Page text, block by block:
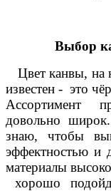
Выбор
Цвет канвы, на
известен - это
Ассортимент
довольно
знаю, чтобы
эффектностью и
материалы
хорошо